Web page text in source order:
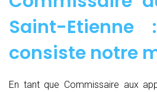
Saint-
consiste notre
En tant que Commissaire aux